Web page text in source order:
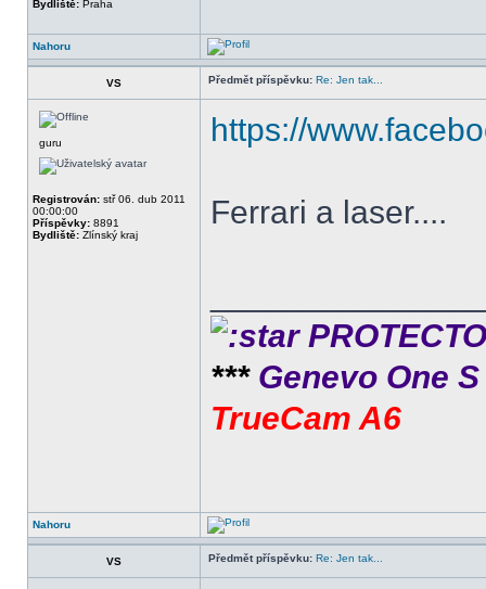
Bydliště: Praha
Nahoru
VS Předmět příspěvku: Re: Jen tak...
guru
Registrován: stř 06. dub 2011
00:00:00
Příspěvky: 8891
Bydliště: Zlínský kraj
https://
Ferrari a laser....
***Genevo One
TrueCam A6
Nahoru
VS Předmět příspěvku: Re: Jen tak...